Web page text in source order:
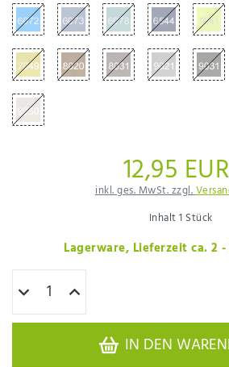
12,95 EUR
inkl. ges. MwSt. zzgl.
Inhalt1 Stück
Lagerware, Lieferzeit ca. 2
IN DEN